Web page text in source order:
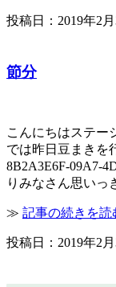
投稿日：2019年2
節分
こんにちはステー
では昨日豆まきを
8B2A3E6F-09A7-
りみなさん思い
≫ 記事の続きを読
投稿日：2019年2